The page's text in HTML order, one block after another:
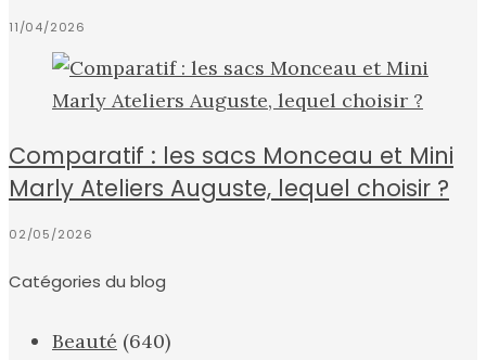
11/04/2026
Comparatif : les sacs Monceau et Mini
Marly Ateliers Auguste, lequel choisir ?
02/05/2026
Catégories du blog
Beauté (640)